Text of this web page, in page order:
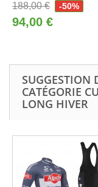
188,00 €
-50%
94,00 €
SUGGESTION
CATÉGORIE
LONG HIVER